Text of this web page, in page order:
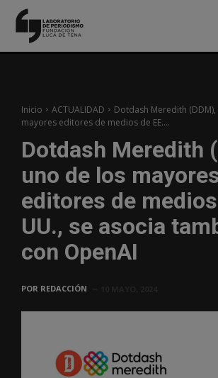
Inicio ACTUALIDAD
Dotdash Meredith
mayores editores de medios de EE....
Dotdash Meredith
uno de los
editores de medios
UU., se asocia
con OpenAI
POR REDACCIÓN